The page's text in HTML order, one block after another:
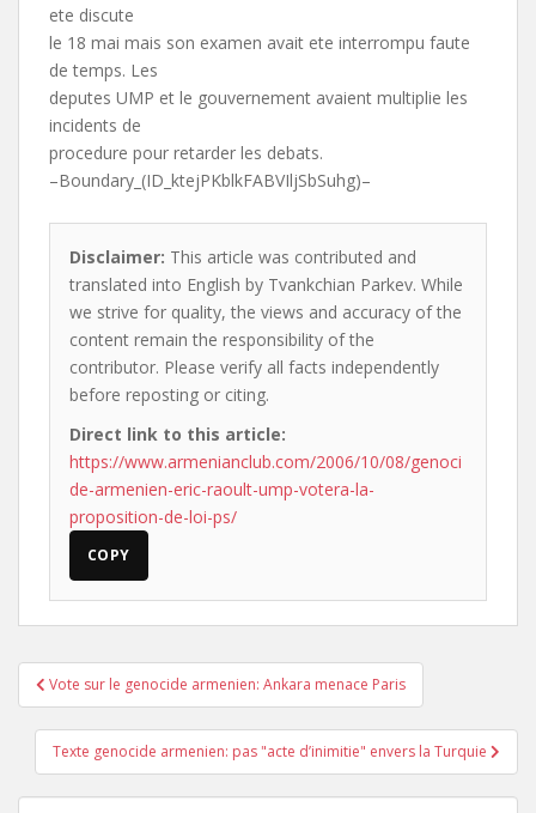
ete discute
le 18 mai mais son examen avait ete interrompu faute
de temps. Les
deputes UMP et le gouvernement avaient multiplie les
incidents de
procedure pour retarder les debats.
–Boundary_(ID_ktejPKblkFABVIljSbSuhg)–
Disclaimer: This article was contributed and
translated into English by Tvankchian Parkev. While
we strive for quality, the views and accuracy of the
content remain the responsibility of the
contributor. Please verify all facts independently
before reposting or citing.
Direct link to this article:
https://www.armenianclub.com/2006/10/08/genoci
de-armenien-eric-raoult-ump-votera-la-
proposition-de-loi-ps/
COPY
Post
navigation
Vote sur le genocide armenien: Ankara menace Paris
Texte genocide armenien: pas "acte d’inimitie" envers la Turquie